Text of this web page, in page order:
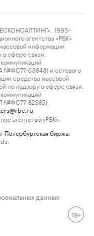
1995–
агентства «РБК»
информации
сфере связи,
№ФС77-63848) и сетевого
средства массовой
по надзору в сфере связи,
№ФС77-82385)
агентство «РБК».
Петербургская биржа
данных
18+